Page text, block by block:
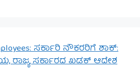
ಸರ್ಕಾರಿ ನೌಕರರಿಗೆ ಶಾಕ್:
ರಾಜ್ಯ ಸರ್ಕಾರದ ಖಡಕ್ ಆದೇಶ